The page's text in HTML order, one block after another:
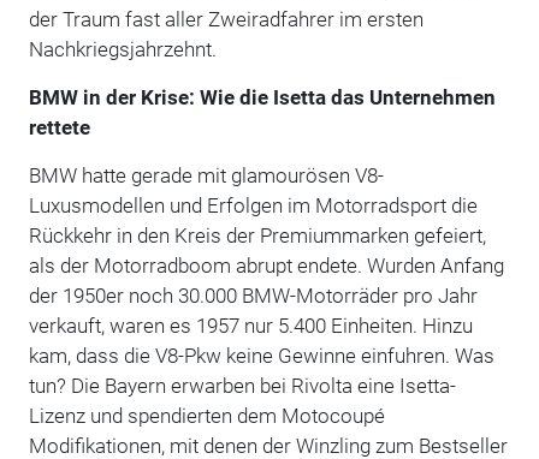
der Traum fast aller Zweiradfahrer im ersten
Nachkriegsjahrzehnt.
BMW in der Krise: Wie die Isetta das Unternehmen
rettete
BMW hatte gerade mit glamourösen V8-
Luxusmodellen und Erfolgen im Motorradsport die
Rückkehr in den Kreis der Premiummarken gefeiert,
als der Motorradboom abrupt endete. Wurden Anfang
der 1950er noch 30.000 BMW-Motorräder pro Jahr
verkauft, waren es 1957 nur 5.400 Einheiten. Hinzu
kam, dass die V8-Pkw keine Gewinne einfuhren. Was
tun? Die Bayern erwarben bei Rivolta eine Isetta-
Lizenz und spendierten dem Motocoupé
Modifikationen, mit denen der Winzling zum Bestseller